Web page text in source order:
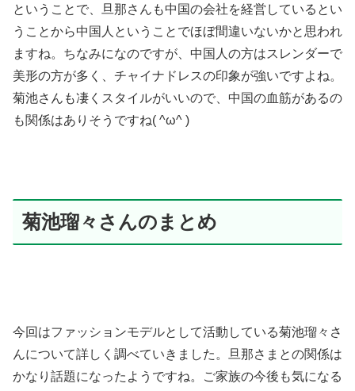
ということで、旦那さんも中国の会社を経営しているとい
うことから中国人ということでほぼ間違いないかと思われ
ますね。ちなみになのですが、中国人の方はスレンダーで
美形の方が多く、チャイナドレスの印象が強いですよね。
菊池さんも凄くスタイルがいいので、中国の血筋があるの
も関係はありそうですね( ^ω^ )
菊池瑠々さんのまとめ
今回はファッションモデルとして活動している菊池瑠々さ
んについて詳しく調べていきました。旦那さまとの関係は
かなり話題になったようですね。ご家族の今後も気になる